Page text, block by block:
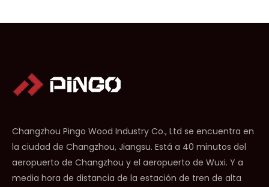
Changzhou Pingo Wood Industry Co., Ltd se encuentra en
la ciudad de Changzhou, Jiangsu. Está a 40 minutos del
aeropuerto de Changzhou y el aeropuerto de Wuxi. Y a
media hora de distancia de la estación de tren de alta